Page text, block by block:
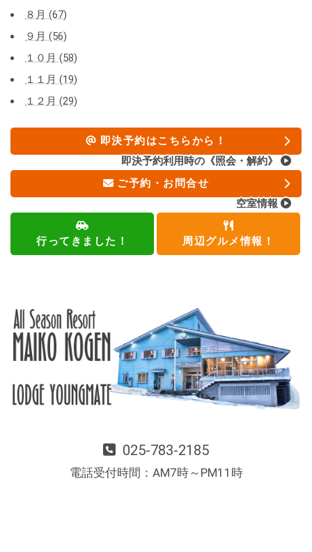
８月 (67)
９月 (56)
１０月 (58)
１１月 (19)
１２月 (29)
即決予約はこちらから！
即決予約利用時の《照会・解約》
ご予約・お問合せ
空室情報
行ってきました！ 周辺グルメ情報！
025-783-2185
電話受付時間：AM7時～PM11時